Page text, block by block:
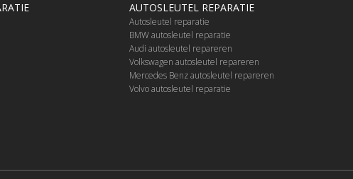
AUTOSLEUTEL REPARATIE
Autosleutel reparatie
BMW autosleutel reparatie
Audi autosleutel repareren
Volkswagen autosleutel repareren
Mercedes Benz autosleutel repareren
Volvo autosleutel reparatie